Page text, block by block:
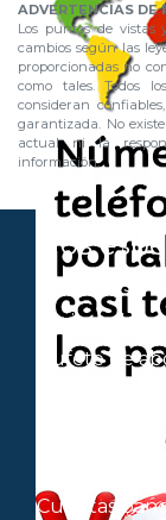
ADVERTENCIAS DE
Los puntos de vistas
cambios según las
proporcionadas no
como tales. Todos
consideran
garantizada. No
actual ni la
información.
Nos
Abogados
Abrir un
Bufete de
Consulta
Contratos
Cuentas